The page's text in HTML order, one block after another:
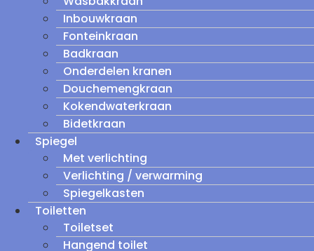
Inbouwkraan
Fonteinkraan
Badkraan
Onderdelen kranen
Douchemengkraan
Kokendwaterkraan
Bidetkraan
Spiegel
Met verlichting
Verlichting / verwarming
Spiegelkasten
Toiletten
Toiletset
Hangend toilet